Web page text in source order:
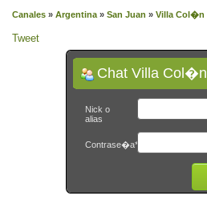
Canales » Argentina » San Juan » Villa Col�n
Tweet
Chat Villa Col�n
Nick o
alias
Contrase�a*